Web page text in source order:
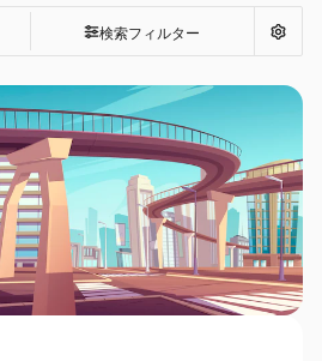
検索フィルター